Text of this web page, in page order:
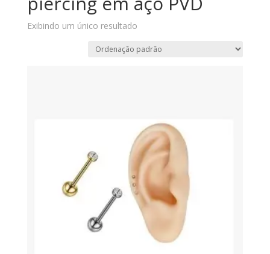
Exibindo um único resultado